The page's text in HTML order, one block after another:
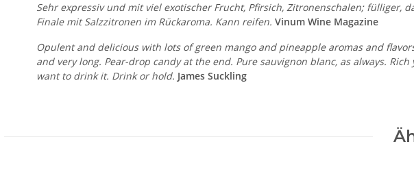
Sehr expressiv und mit viel exotischer Frucht, Pfirsich, Zitronenschalen; fülliger,
Finale mit Salzzitronen im Rückaroma. Kann reifen.Vinum Wine Magazine
Opulent and delicious with lots of green mango and pineapple aromas and
and very long. Pear-drop candy at the end. Pure sauvignon blanc, as always.
want to drink it. Drink or hold. James Suckling